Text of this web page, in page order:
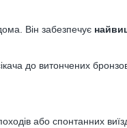
Він забезпечує
до витончених
або спонтанних